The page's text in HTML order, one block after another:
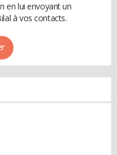
en lui envoyant un
à vos contacts.